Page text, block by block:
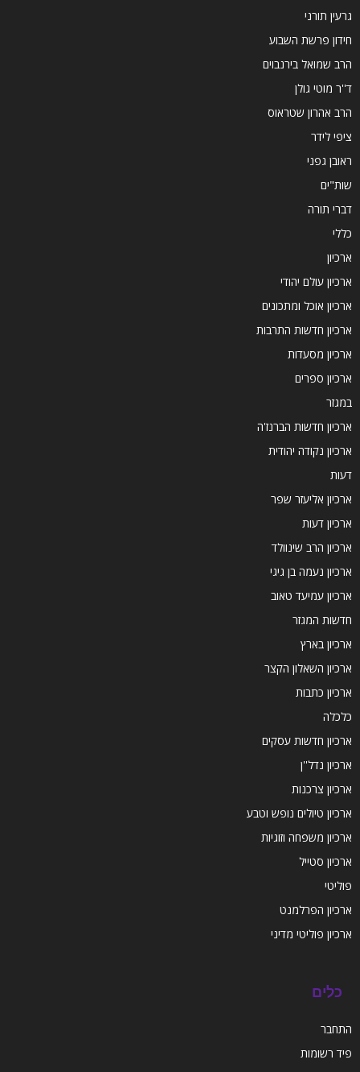
גרעין תורני
חידון פרשת השבוע
הרב שמואל בירנבוים
ד''ר מוטי גולן
הרב אהרון שטראוס
ציפי לידר
ראובן גפני
שות"ים
דברי תורה
כללי
ארכיון
ארכיון עולם יהודי
ארכיון אוכל ומתכונים
ארכיון חדשות התרבות
ארכיון מסעדות
ארכיון ספרים
במגזר
ארכיון חדשות הברנז'ה
ארכיון נקודה יהודית
דעות
ארכיון אליעזר שפר
ארכיון דעות
ארכיון הרב שינוולד
ארכיון נעמה בן גיגי
ארכיון עמיעד טאוב
חדשות המגזר
ארכיון בארץ
ארכיון השאלון הקצר
ארכיון כתבות
כלכלה
ארכיון חדשות עסקים
ארכיון נדל''ן
ארכיון צרכנות
ארכיון טיולים נופש וטבע
ארכיון משפחה וזוגיות
ארכיון סטייל
פוליטי
ארכיון הפרלמנט
ארכיון פוליטי מדיני
כלים
התחבר
פיד רשומות